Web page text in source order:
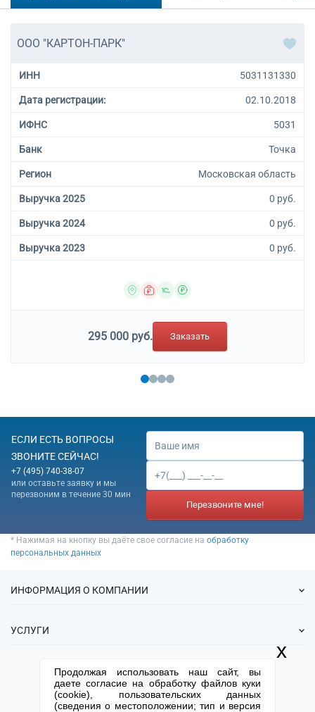
ООО "КАРТОН-ПАРК"
ИНН 5031131330
Дата регистрации: 02.10.2018
ИФНС 5031
Банк Точка
Регион Московская область
Выручка 2025 0 руб.
Выручка 2024 0 руб.
Выручка 2023 0 руб.
295 000 руб. Заказать
ЕСЛИ ЕСТЬ ВОПРОСЫ
ЗВОНИТЕ СЕЙЧАС!
+7 (495) 740-38-07
или оставьте заявку и мы
перезвоним в течение 30 мин
Перезвоните мне!
* Нажимая на кнопку вы даёте свое согласие на обработку
персональных данных
ИНФОРМАЦИЯ О КОМПАНИИ
О нас
Спецпредложения
УСЛУГИ
Продажа фирм
Регистрация
КОНТАКТНАЯ ИНФОРМАЦИЯ
+7 (495) 740-38-07
(По Москве)
mail@1-urist.ru
Спросить у юриста
Продолжая использовать наш сайт, вы
даете согласие на обработку файлов куки
(cookie), пользовательских данных
(сведения о местоположении; тип и версия
x